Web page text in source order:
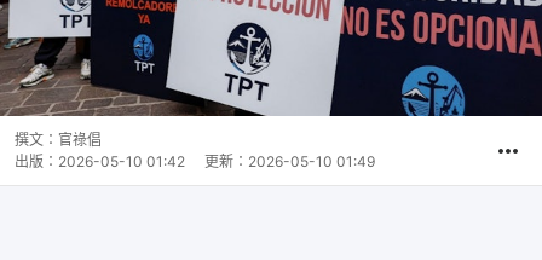
撰文： 官祿倡
出版： 2026-05-10 01:42 更新： 2026-05-10 01:49